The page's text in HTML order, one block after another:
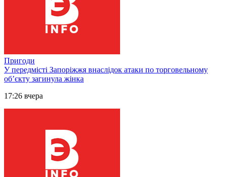
Пригоди
У передмісті Запоріжжя внаслідок атаки по торговельному
обʼєкту загинула жінка
17:26 вчера